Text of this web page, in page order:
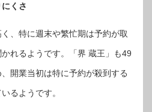
くさ
く、特に週末や繁忙期は予約が取
れるようです。「界 蔵王」も49
開業当初は特に予約が殺到する
るようです。